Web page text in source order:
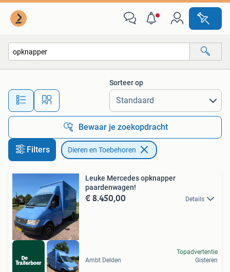
Alle afstanden…
Sorteer op
Bewaar je zoekopdracht
Filters Dieren en Toebehoren
Leuke Mercedes opknapper
paardenwagen!
€ 8.450,00 Details
Ambt Delden
Topadvertentie
Gisteren